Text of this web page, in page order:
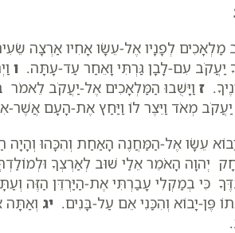
מַלְאָכִים לְפָנָיו אֶל-עֵשָׂו אָחִיו אַרְצָה
יַעֲקֹב עִם-לָבָן גַּרְתִּי וָאֵחַר עַד-עָתָּה. ו
ז וַיָּשֻׁבוּ הַמַּלְאָכִים אֶל-יַעֲקֹב
יַעֲקֹב מְאֹד וַיֵּצֶר לוֹ וַיַּחַץ אֶת-הָעָם
עֵשָׂו אֶל-הַמַּחֲנֶה הָאַחַת וְהִכָּהוּ
יְהוָה הָאֹמֵר אֵלַי שׁוּב לְאַרְצְךָ
כִּי בְמַקְלִי עָבַרְתִּי אֶת-הַיַּרְדֵּן הַזֶּה
פֶּן-יָבוֹא וְהִכַּנִי אֵם עַל-בָּנִים. יג וְאַתָּה